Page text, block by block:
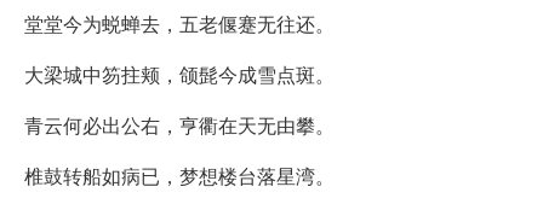
堂堂今为蜕蝉去，五老偃蹇无往还。
大梁城中笏拄颊，颌髭今成雪点斑。
青云何必出公右，亨衢在天无由攀。
椎鼓转船如病已，梦想楼台落星湾。